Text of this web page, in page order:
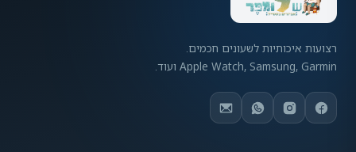
רצועות איכותיות לשעונים חכמים.
Apple Watch, Samsung, Garmin ועוד.